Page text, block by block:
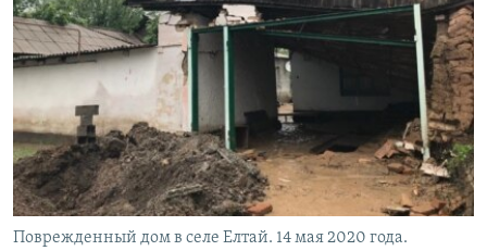
Поврежденный дом в селе Елтай. 14 мая 2020 года.